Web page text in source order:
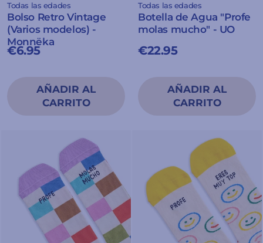
Todas las edades
Bolso Retro Vintage
(Varios modelos) -
Monnëka
€6.95
Todas las edades
Botella de Agua "Profe
molas mucho" - UO
€22.95